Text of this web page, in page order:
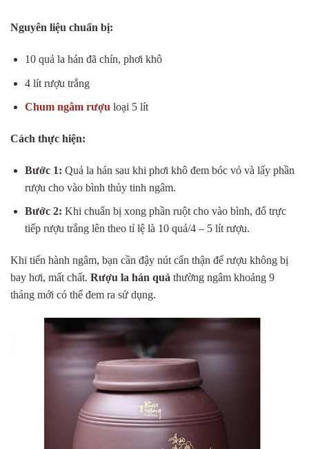
Nguyên liệu chuẩn bị:
10 quả la hán đã chín, phơi khô
4 lít rượu trắng
Chum ngâm rượu loại 5 lít
Cách thực hiện:
Bước 1: Quả la hán sau khi phơi khô đem bóc vỏ và lấy phần
rượu cho vào bình thủy tinh ngâm.
Bước 2: Khi chuẩn bị xong phần ruột cho vào bình, đổ trực
tiếp rượu trắng lên theo tỉ lệ là 10 quả/4 – 5 lít rượu.
Khi tiến hành ngâm, bạn cần đậy nút cẩn thận để rượu không bị
bay hơi, mất chất. Rượu la hán quả thường ngâm khoảng 9
tháng mới có thể đem ra sử dụng.